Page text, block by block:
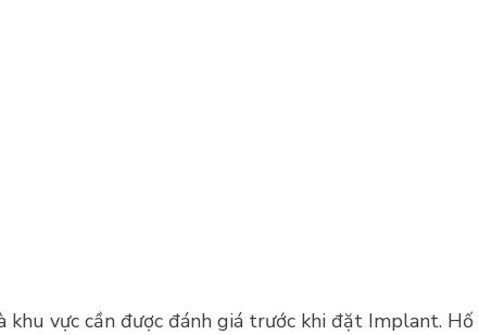
vực cần được đánh giá trước khi đặt Implant.